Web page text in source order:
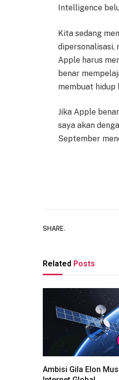
Intelligence
Kita sedang
dipersonalisasi,
Apple harus
benar
membuat hidup
Jika Apple
saya akan
September
SHARE.
Related Posts
Ambisi Gila Elon